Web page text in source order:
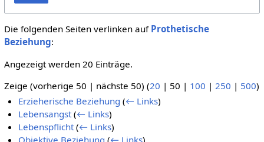
Die folgenden Seiten verlinken auf Prothetische
Beziehung:
Angezeigt werden 20 Einträge.
Zeige (vorherige 50 | nächste 50) (20 | 50 | 100 | 250 | 500)
Erzieherische Beziehung (← Links)
Lebensangst (← Links)
Lebenspflicht (← Links)